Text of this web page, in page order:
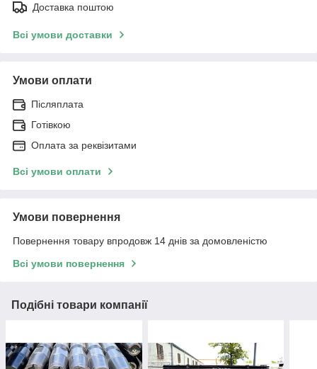
Доставка поштою
Всі умови доставки
Умови оплати
Післяплата
Готівкою
Оплата за реквізитами
Всі умови оплати
Умови повернення
Повернення товару впродовж 14 днів за домовленістю
Всі умови повернення
Подібні товари компанії